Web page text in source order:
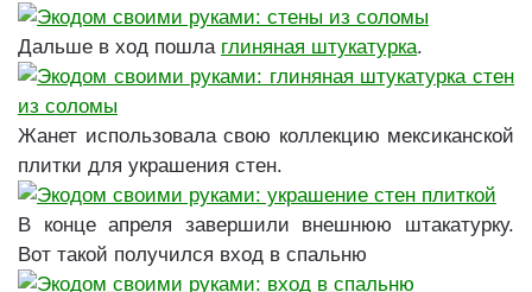
Дальше в ход пошла глиняная штукатурка.
Жанет использовала свою коллекцию мексиканской
плитки для украшения стен.
В конце апреля завершили внешнюю штакатурку.
Вот такой получился вход в спальню